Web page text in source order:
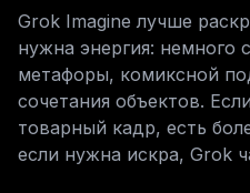
Grok Imagine лучше
нужна энергия: немного
метафоры, комиксной
сочетания объектов.
товарный кадр, есть
если нужна искра, Grok